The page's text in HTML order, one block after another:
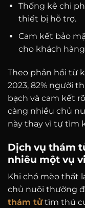
Thống kê chi
thiết bị hỗ trợ.
Cam kết bảo
cho khách
Theo phản hồi từ
2023, 82% người
bạch và cam kết
càng nhiều chủ
này thay vì tự tìm
Dịch vụ thám
nhiêu một vụ
Khi chó mèo thất
chủ nuôi thường
thám tửtìm thú